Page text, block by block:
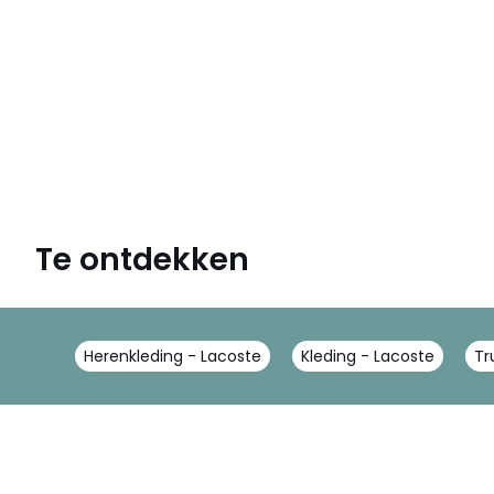
Te ontdekken
Herenkleding - Lacoste Kleding - Lacoste